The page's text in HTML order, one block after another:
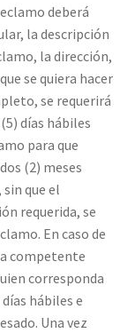
deberá
la descripción
la dirección,
se quiera hacer
se requerirá
días hábiles
para que
(2) meses
que el
requerida, se
En caso de
competente
corresponda
hábiles e
Una vez